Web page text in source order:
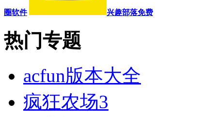
圈软件 兴趣部落免费
热门专题
acfun版本大全
疯狂农场3